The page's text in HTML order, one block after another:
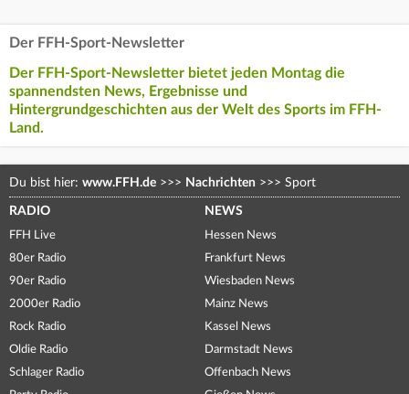
Der FFH-Sport-Newsletter
Der FFH-Sport-Newsletter bietet jeden Montag die
spannendsten News, Ergebnisse und
Hintergrundgeschichten aus der Welt des Sports im FFH-
Land.
Du bist hier: www.FFH.de >>> Nachrichten >>> Sport
RADIO
FFH Live
80er Radio
90er Radio
2000er Radio
Rock Radio
Oldie Radio
Schlager Radio
NEWS
Hessen News
Frankfurt News
Wiesbaden News
Mainz News
Kassel News
Darmstadt News
Offenbach News